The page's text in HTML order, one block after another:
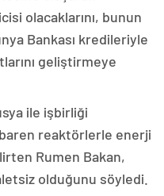
olacaklarını, bunun
Bankası kredileriyle
geliştirmeye
ile işbirliği
reaktörlerle enerji
Rumen Bakan,
olduğunu söyledi.